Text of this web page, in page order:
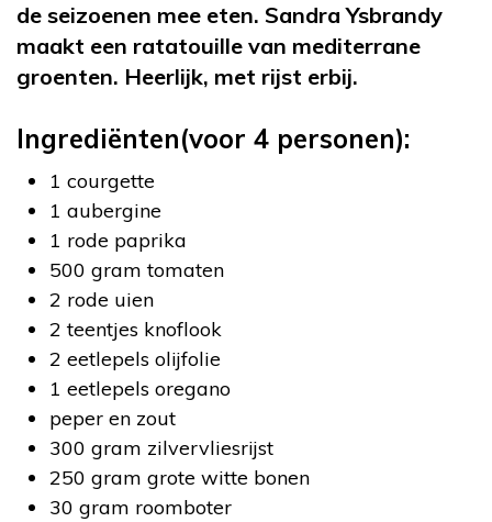
de seizoenen mee eten. Sandra Ysbrandy
maakt een ratatouille van mediterrane
groenten. Heerlijk, met rijst erbij.
Ingrediënten(voor 4 personen):
1 courgette
1 aubergine
1 rode paprika
500 gram tomaten
2 rode uien
2 teentjes knoflook
2 eetlepels olijfolie
1 eetlepels oregano
peper en zout
300 gram zilvervliesrijst
250 gram grote witte bonen
30 gram roomboter